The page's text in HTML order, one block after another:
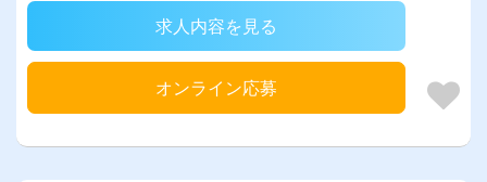
求人内容を見る
オンライン応募